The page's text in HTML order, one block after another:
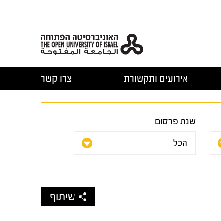
אירועים ותקשורת צרו קשר
שנת פרסום
שיתוף